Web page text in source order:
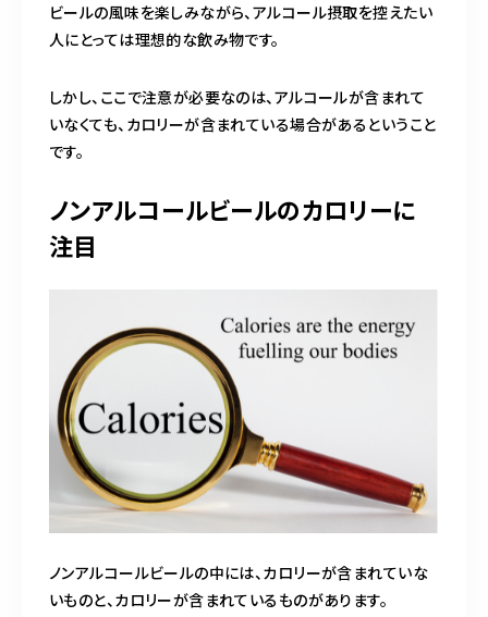
ビールの風味を楽しみながら、アルコール摂取を控えたい
人にとっては理想的な飲み物です。
しかし、ここで注意が必要なのは、アルコールが含まれて
いなくても、カロリーが含まれている場合があるということ
です。
ノンアルコールビールのカロリーに
注目
ノンアルコールビールの中には、カロリーが含まれていな
いものと、カロリーが含まれているものがあります。